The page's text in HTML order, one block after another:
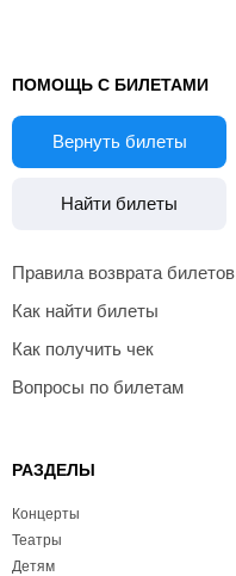
ПОМОЩЬ С БИЛЕТАМИ
Вернуть билеты
Найти билеты
Правила возврата билетов
Как найти билеты
Как получить чек
Вопросы по билетам
РАЗДЕЛЫ
Концерты
Театры
Детям